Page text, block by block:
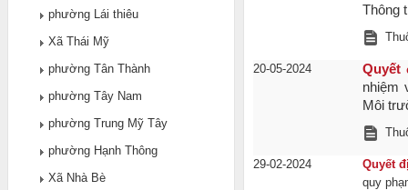
phường Lái thiêu
Xã Thái Mỹ
phường Tân Thành
phường Tây Nam
phường Trung Mỹ Tây
phường Hạnh Thông
Xã Nhà Bè
Thông
20-05-2024
Quyết
nhiệm
Môi
29-02-2024
Quyết
quy